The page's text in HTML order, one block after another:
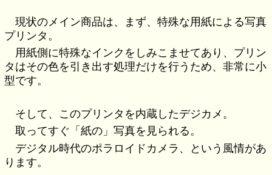
現状のメイン商品は、まず、特殊な用紙による写真
プリンタ。
用紙側に特殊なインクをしみこませてあり、プリン
タはその色を引き出す処理だけを行うため、非常に小
型です。
そして、このプリンタを内蔵したデジカメ。
取ってすぐ「紙の」写真を見られる。
デジタル時代のポラロイドカメラ、という風情があ
ります。